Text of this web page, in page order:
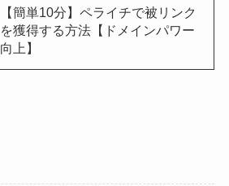
【簡単10分】ペライチで被リンク
を獲得する方法【ドメインパワー
向上】